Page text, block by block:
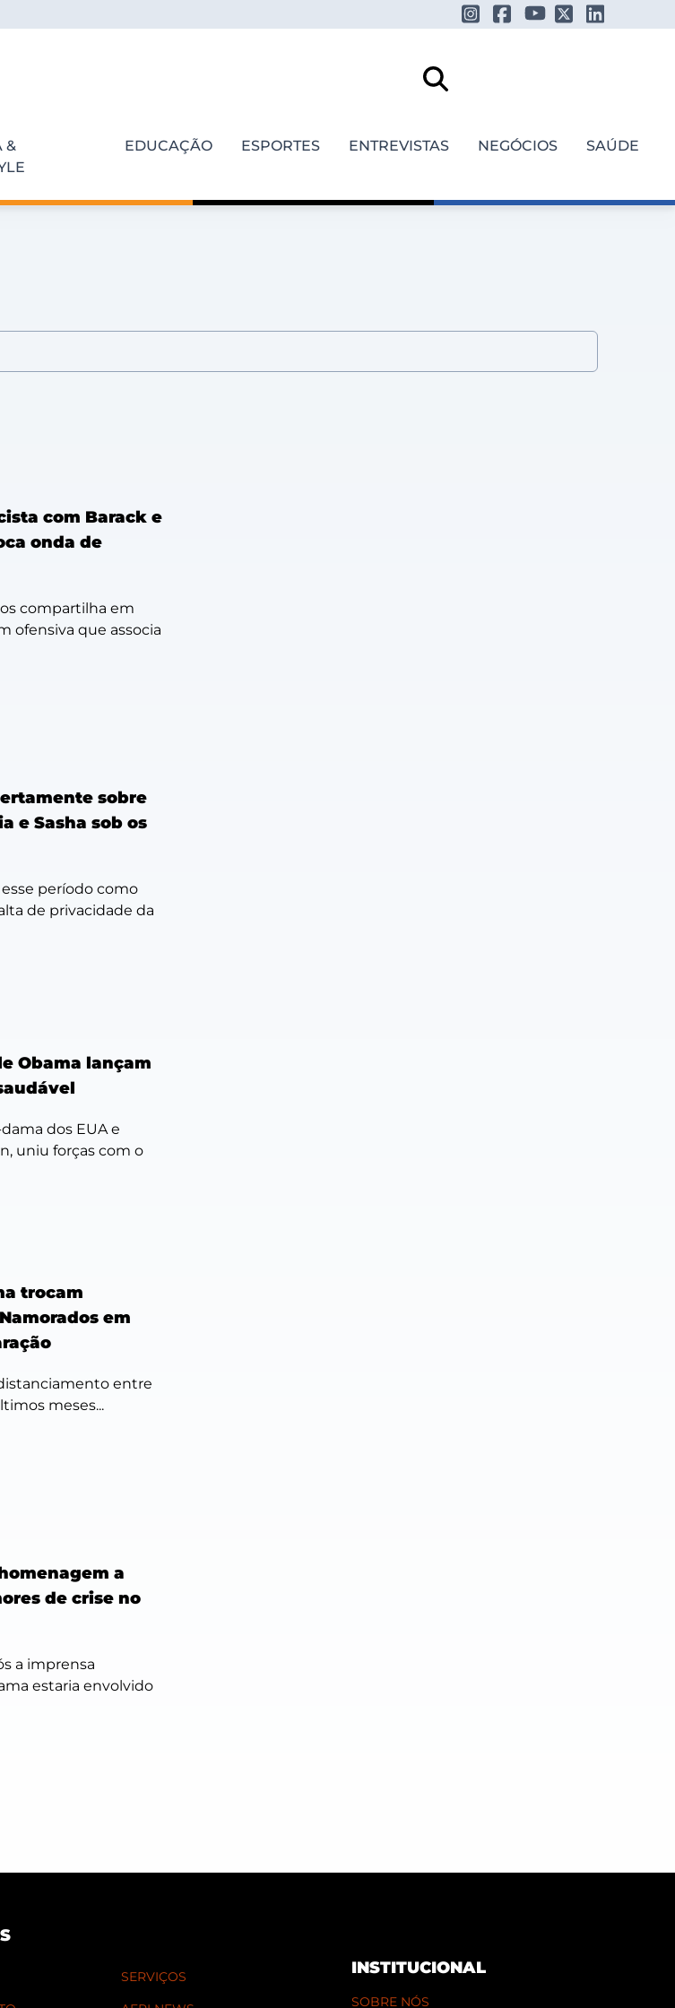
&
EDUCAÇÃO ESPORTES ENTREVISTAS NEGÓCIOS SAÚDE
com Barack e
onda de
compartilha em
ofensiva que associa
sobre
e Sasha sob os
período como
de privacidade da
Obama lançam
dos EUA e
uniu forças com o
trocam
em
entre
meses...
a
de crise no
a imprensa
estaria envolvido
SERVIÇOS
INSTITUCIONAL
SOBRE NÓS